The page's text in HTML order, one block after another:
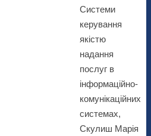
Системи
керування
якістю
надання
послуг в
інформаційно-
комунікаційних
системах,
Скулиш Марія